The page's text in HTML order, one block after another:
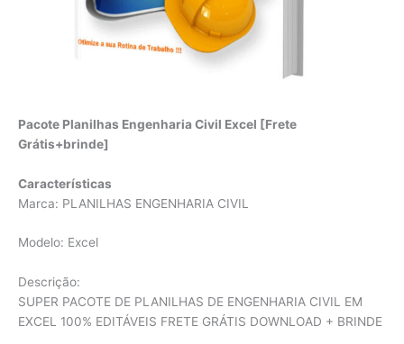
Pacote Planilhas Engenharia Civil Excel [Frete
Grátis+brinde]
Características
Marca: PLANILHAS ENGENHARIA CIVIL
Modelo: Excel
Descrição:
SUPER PACOTE DE PLANILHAS DE ENGENHARIA CIVIL EM
EXCEL 100% EDITÁVEIS FRETE GRÁTIS DOWNLOAD + BRINDE